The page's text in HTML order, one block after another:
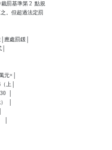
罰基準第 2  點規
。但超過法定罰
應處罰鍰│
元×│
上│
│
│
│